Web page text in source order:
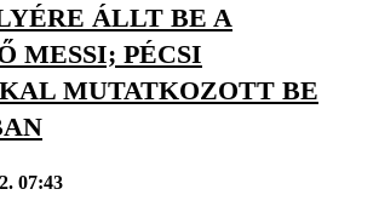
ÁLLT BE A
MESSI; PÉCSI
MUTATKOZOTT BE
07:43